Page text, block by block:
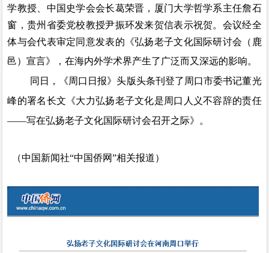
学教授、中国史学会会长葛荣晋，厦门大学哲学系主任詹石
窗，贵州省委党校教授尹振环发来贺信表示祝贺。会议经全
体与会代表审定同意发表的《弘扬老子文化国际研讨会（鹿
邑）宣言》，在海内外学术界产生了广泛而又深远的影响。
同日，《周口日报》头版头条刊登了周口市委书记董光
峰的署名长文《大力弘扬老子文化是周口人义不容辞的责任
——写在弘扬老子文化国际研讨会召开之际》。
（中国新闻社“中国侨网”相关报道）